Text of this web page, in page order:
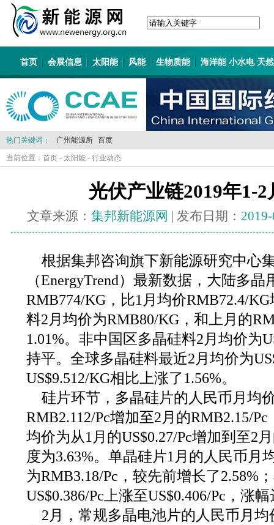
首页 会展信息 太阳能 风能 生物质能 海洋能 小水电 天
热门关键词： 广州能源所 百度
当前位置： 首页 - 太阳能 - 行业动态
光伏产业链2019年1-
文章来源： 集邦新能源网 | 发布日期：
根据集邦咨询旗下新能源研究中心
（EnergyTrend）最新数据，大陆多
RMB774/KG，比1月均价RMB72.4/
料2月均价为RMB80/KG，和上月的
1.01%。非中国区多晶硅料2月均价为
持平。全球多晶硅料最近2月均价为
US$9.512/KG相比上涨了1.56%。
硅片环节，多晶硅片的人民币月均
RMB2.112/Pc增加至2月的RMB2.15/
均价为从1月的US$0.27/Pc增加到至2
度为3.63%。单晶硅片1月的人民币月
为RMB3.18/Pc，较先前增长了2.58%
US$0.386/Pc上涨至US$0.406/Pc，涨
2月，常规多晶电池片的人民币月